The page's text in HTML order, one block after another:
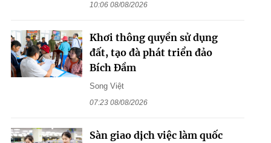
10:06 08/08/2026
Khơi thông quyền sử dụng
đất, tạo đà phát triển đảo
Bích Đầm
Song Việt
07:23 08/08/2026
Sàn giao dịch việc làm quốc